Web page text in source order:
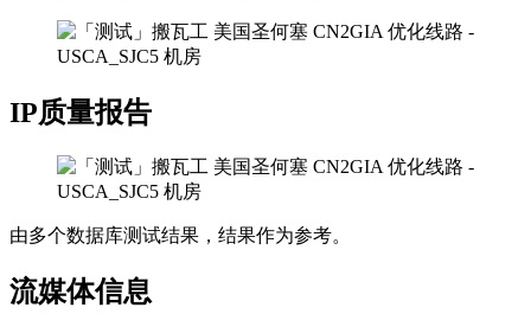
IP质量报告
由多个数据库测试结果，结果作为参考。
流媒体信息